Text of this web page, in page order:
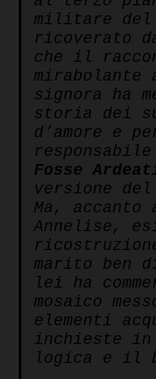
militare del
ricoverato
che il
mirabolante
signora ha
storia dei
d’amore e
Fosse
versione del
Ma,
Annelise,
marito ben
lei ha
mosaico
elementi
inchieste
logica e il